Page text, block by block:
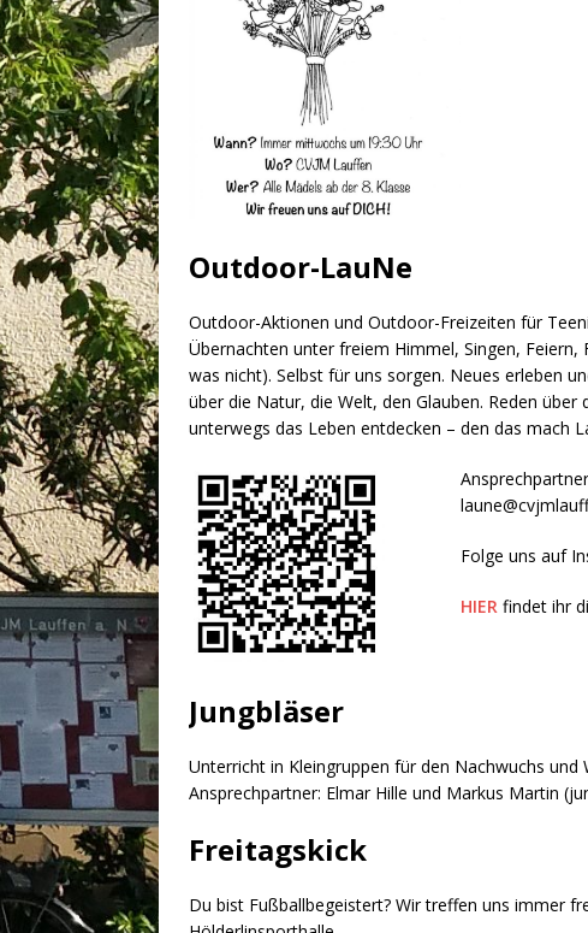
Outdoor-LauNe
Outdoor-Aktionen und Outdoor-Freizeiten für
Übernachten unter freiem Himmel, Singen,
was nicht). Selbst für uns sorgen. Neues erleben
über die Natur, die Welt, den Glauben. Reden
unterwegs das Leben entdecken – den das mach
Folge uns auf
HIERfindet ihr
Jungbläser
Unterricht in Kleingruppen für den Nachwuchs und
Ansprechpartner: Elmar Hille und Markus Martin
Freitagskick
Du bist Fußballbegeistert? Wir treffen uns immer